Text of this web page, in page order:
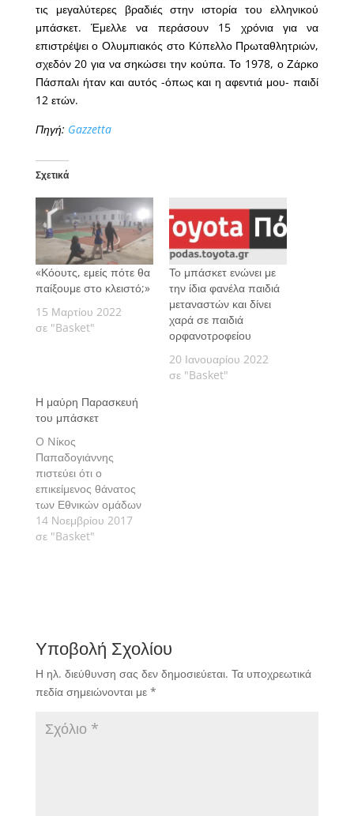
τις μεγαλύτερες βραδιές στην ιστορία του ελληνικού
μπάσκετ. Έμελλε να περάσουν 15 χρόνια για να
επιστρέψει ο Ολυμπιακός στο Κύπελλο Πρωταθλητριών,
σχεδόν 20 για να σηκώσει την κούπα. Το 1978, ο Ζάρκο
Πάσπαλι ήταν και αυτός -όπως και η αφεντιά μου- παιδί
12 ετών.
Πηγή: Gazzetta
Σχετικά
«Κόουτς, εμείς πότε θα
παίξουμε στο κλειστό;»
15 Μαρτίου 2022
σε "Basket"
Το μπάσκετ ενώνει με
την ίδια φανέλα παιδιά
μεταναστών και δίνει
χαρά σε παιδιά
ορφανοτροφείου
20 Ιανουαρίου 2022
σε "Basket"
Η μαύρη Παρασκευή
του μπάσκετ
O Nίκος
Παπαδογιάννης
πιστεύει ότι ο
επικείμενος θάνατος
των Εθνικών ομάδων
θα κλυδωνίσει
ολόκληρο το στερέωμα
14 Νοεμβρίου 2017
σε "Basket"
Υποβολή Σχολίου
Η ηλ. διεύθυνση σας δεν δημοσιεύεται. Τα υποχρεωτικά
πεδία σημειώνονται με *